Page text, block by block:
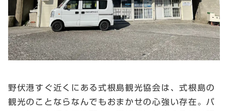
野伏港すぐ近くにある式根島観光協会は、式根島の
観光のことならなんでもおまかせの心強い存在。パ